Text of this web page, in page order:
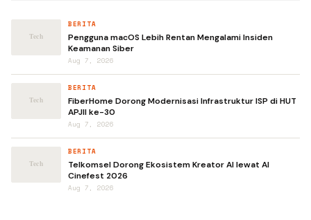
BERITA
Pengguna macOS Lebih Rentan Mengalami Insiden
Keamanan Siber
Aug 7, 2026
BERITA
FiberHome Dorong Modernisasi Infrastruktur ISP di HUT
APJII ke-30
Aug 7, 2026
BERITA
Telkomsel Dorong Ekosistem Kreator AI lewat AI
Cinefest 2026
Aug 7, 2026